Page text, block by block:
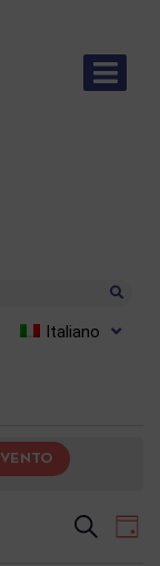
Italiano
Eventi
Ricerca
Cerca